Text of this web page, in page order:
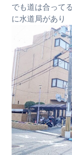
でも道は合って
に水道局があり